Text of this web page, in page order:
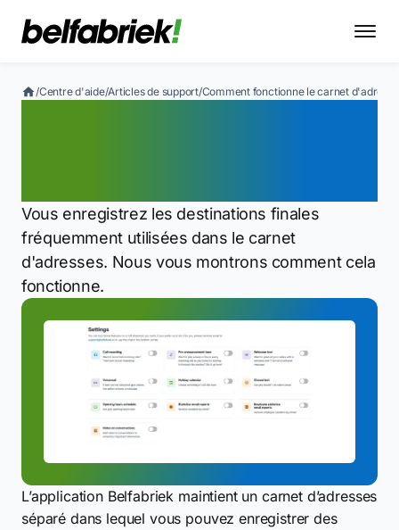
/Centre d'aide/Articles de support/Comment fonctionne le carnet
Vous enregistrez les destinations finales
fréquemment utilisées dans le carnet
d'adresses. Nous vous montrons comment cela
fonctionne.
L’application Belfabriek maintient un carnet d’adresses
séparé dans lequel vous pouvez enregistrer des